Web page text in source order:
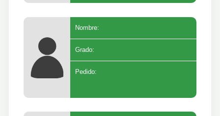
Nombre:
Grado:
Pedido: